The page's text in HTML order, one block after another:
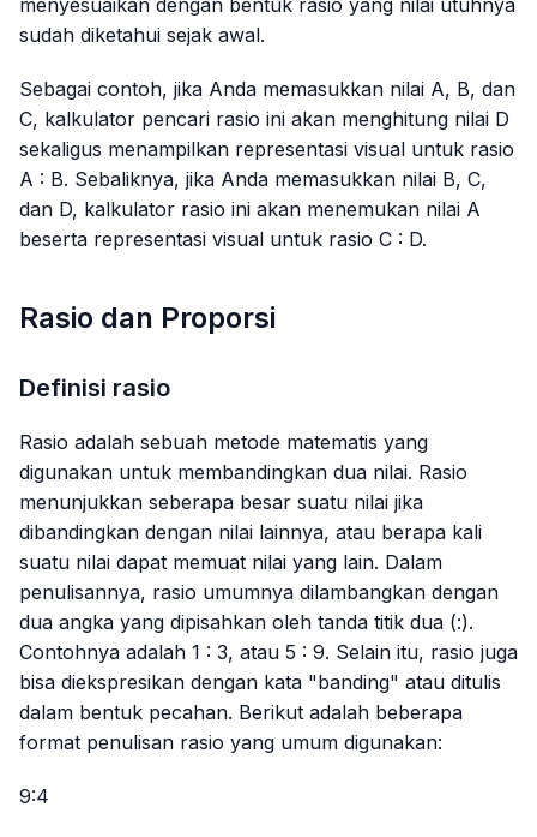
sudah diketahui sejak awal.
Sebagai contoh, jika Anda memasukkan nilai A, B, dan
C, kalkulator pencari rasio ini akan menghitung nilai D
sekaligus menampilkan representasi visual untuk rasio
A : B. Sebaliknya, jika Anda memasukkan nilai B, C,
dan D, kalkulator rasio ini akan menemukan nilai A
beserta representasi visual untuk rasio C : D.
Rasio dan Proporsi
Definisi rasio
Rasio adalah sebuah metode matematis yang
digunakan untuk membandingkan dua nilai. Rasio
menunjukkan seberapa besar suatu nilai jika
dibandingkan dengan nilai lainnya, atau berapa kali
suatu nilai dapat memuat nilai yang lain. Dalam
penulisannya, rasio umumnya dilambangkan dengan
dua angka yang dipisahkan oleh tanda titik dua (:).
Contohnya adalah 1 : 3, atau 5 : 9. Selain itu, rasio juga
bisa diekspresikan dengan kata "banding" atau ditulis
dalam bentuk pecahan. Berikut adalah beberapa
format penulisan rasio yang umum digunakan:
9:4